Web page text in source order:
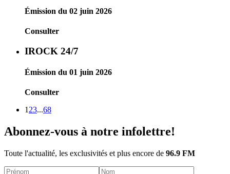
Émission du 02 juin 2026
Consulter
IROCK 24/7
Émission du 01 juin 2026
Consulter
1 23...68
Abonnez-vous à notre infolettre!
Toute l'actualité, les exclusivités et plus encore de 96.9 FM